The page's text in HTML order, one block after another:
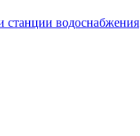
станции водоснабжения